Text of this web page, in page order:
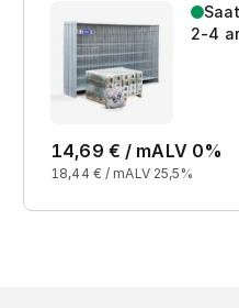
2-4
14,69 € / mALV 0%
18,44 € / mALV 25,5%